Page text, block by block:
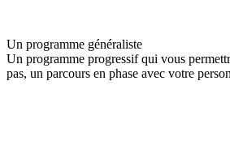
Un programme généraliste
Un programme progressif qui vous
pas, un parcours en phase avec votre